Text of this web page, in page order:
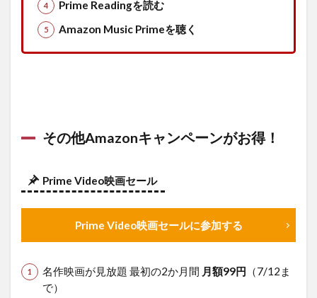
象商
品】
ちょ
っと
2020
MacBook
ン
3.2
X415JA
14イン
Prime Readingを読む
Amazon Music Primeを聴く
その他Amazonキャンペーンがお得！
Prime Video映画セール
Prime Video映画セールに参加する
名作映画が見放題 最初の2か月間 月額99円 （7/12ま
で）